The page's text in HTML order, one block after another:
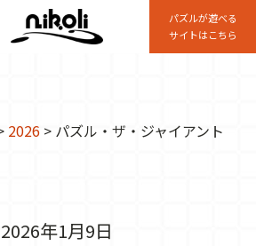
パズルが遊べる
サイトはこちら
2026> パズル・ザ・ジャイアント
2026年1月9日